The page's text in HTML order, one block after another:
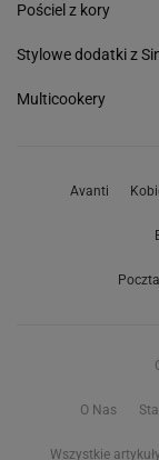
Pościel z kory
Stylowe dodatki z
Multicookery
Avanti
Poczta
O Nas
Wszystkie artykuły